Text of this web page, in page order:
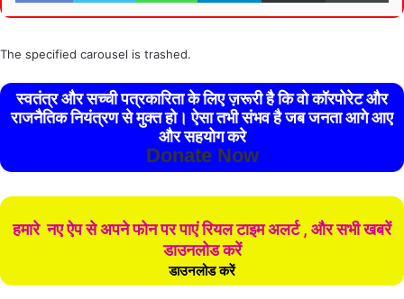
The specified carousel is trashed.
स्वतंत्र और सच्ची पत्रकारिता के लिए ज़रूरी है कि वो कॉरपोरेट और
राजनैतिक नियंत्रण से मुक्त हो। ऐसा तभी संभव है जब जनता आगे आए
और सहयोग करे
Donate Now
हमारे नए ऐप से अपने फोन पर पाएं रियल टाइम अलर्ट , और सभी खबरें
डाउनलोड करें
डाउनलोड करें